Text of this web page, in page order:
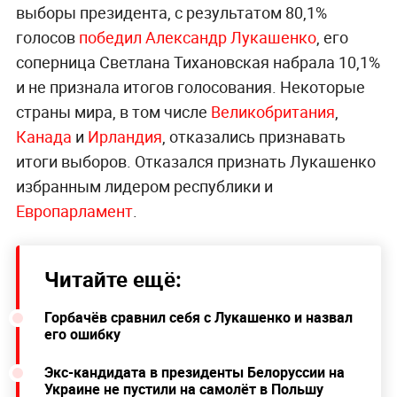
выборы президента, с результатом 80,1%
голосовпобедил Александр Лукашенко, его
соперница Светлана Тихановская набрала 10,1%
и не признала итогов голосования. Некоторые
страны мира, в том числе Великобритания
Канада и Ирландия , отказались признавать
итоги выборов. Отказался признать Лукашенко
избранным лидером республики и
Европарламент.
Читайте ещё:
Горбачёв сравнил себя с Лукашенко и назвал
его ошибку
Экс-кандидата в президенты Белоруссии на
Украине не пустили на самолёт в Польшу